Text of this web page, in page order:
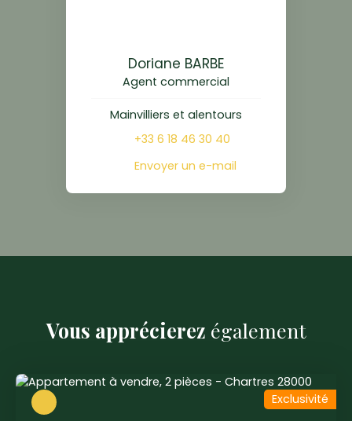
Doriane BARBE
Agent commercial
Mainvilliers et alentours
+33 6 18 46 30 40
Envoyer un e-mail
Vous apprécierez également
Exclusivité